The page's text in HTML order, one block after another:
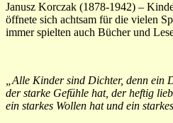
Janusz Korczak (1878-1942) –
öffnete sich achtsam für die vielen
immer spielten auch Bücher und
„Alle Kinder sind Dichter, denn ein
der starke Gefühle hat, der heftig
ein starkes Wollen hat und ein